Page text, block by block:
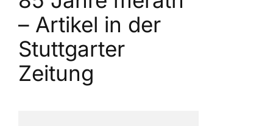
Blog
Unternehmen
– Artikel in der
Stuttgarter
Zeitung